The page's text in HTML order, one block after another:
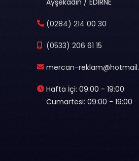
(0284) 214 00 30
(0533) 206 61 15
mercan-
Hafta İçi: 09:00 - 19:00
Cumartesi: 09:00 - 19:00